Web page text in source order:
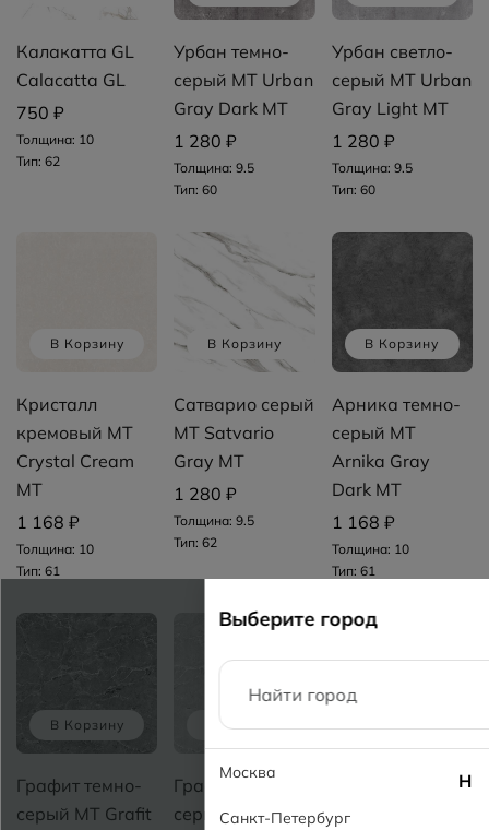
Калакатта GL
Calacatta GL
750 ₽
Толщина: 10
Тип: 62
Урбан темно-
серый MT Urban
Gray Dark МТ
1 280 ₽
Толщина: 9.5
Тип: 60
Урбан светло-
серый MT Urban
Gray Light МТ
1 280 ₽
Толщина: 9.5
Тип: 60
В Корзину
Кристалл
кремовый MT
Crystal Cream
МТ
1 168 ₽
Толщина: 10
Тип: 61
В Корзину
Сатварио серый
MT Satvario
Gray МТ
1 280 ₽
Толщина: 9.5
Тип: 62
В Корзину
Арника темно-
серый MT
Arnika Gray
Dark МТ
1 168 ₽
Толщина: 10
Тип: 61
В Корзину
Графит темно-
серый MT Grafit
В Корзину
Графит светло-
серый MT Grafit
В Корзину
MT Maykel Gray
Выберите город
Москва
Санкт-Петербург
Н